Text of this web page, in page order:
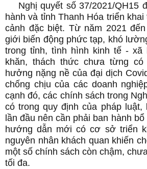
Nghị quyết số 37/2021/QH15
hành và tỉnh Thanh Hóa triển
cảnh đặc biệt. Từ năm 2021
giới biến động phức tạp, khó
trong tỉnh, tình hình kinh tế - xã
khăn, thách thức chưa từng
hưởng nặng nề của đại dịch
chống chịu của các doanh
cạnh đó, các chính sách trong
có trong quy định của pháp
lần đầu nên cần phải ban hành
hướng dẫn mới có cơ sở triển
nguyên nhân khách quan khiến
một số chính sách còn chậm,
tối đa.